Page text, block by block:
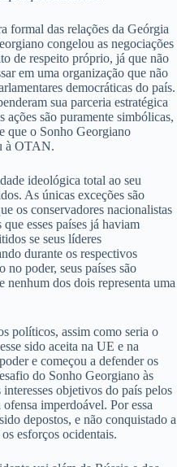
formal das relações da Geórgia
congelou as negociações
de respeito próprio, já que não
em uma organização que não
democráticas do país.
sua parceria estratégica
ações são puramente simbólicas,
que o Sonho Georgiano
à OTAN.
ideológica total ao seu
As únicas exceções são
os conservadores nacionalistas
esses países já haviam
se seus líderes
durante os respectivos
no poder, seus países são
nenhum dos dois representa uma
políticos, assim como seria o
sido aceita na UE e na
e começou a defender os
do Sonho Georgiano às
objetivos do país pelos
imperdoável. Por essa
depostos, e não conquistado a
esforços ocidentais.